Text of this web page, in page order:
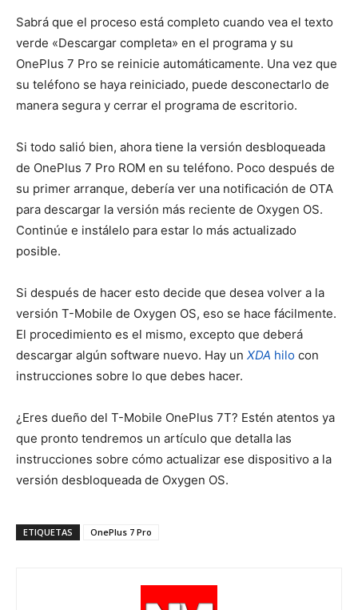
Sabrá que el proceso está completo cuando vea el texto
verde «Descargar completa» en el programa y su
OnePlus 7 Pro se reinicie automáticamente. Una vez que
su teléfono se haya reiniciado, puede desconectarlo de
manera segura y cerrar el programa de escritorio.
Si todo salió bien, ahora tiene la versión desbloqueada
de OnePlus 7 Pro ROM en su teléfono. Poco después de
su primer arranque, debería ver una notificación de OTA
para descargar la versión más reciente de Oxygen OS.
Continúe e instálelo para estar lo más actualizado
posible.
Si después de hacer esto decide que desea volver a la
versión T-Mobile de Oxygen OS, eso se hace fácilmente.
El procedimiento es el mismo, excepto que deberá
descargar algún software nuevo. Hay un XDA hilo con
instrucciones sobre lo que debes hacer.
¿Eres dueño del T-Mobile OnePlus 7T? Estén atentos ya
que pronto tendremos un artículo que detalla las
instrucciones sobre cómo actualizar ese dispositivo a la
versión desbloqueada de Oxygen OS.
ETIQUETAS OnePlus 7 Pro